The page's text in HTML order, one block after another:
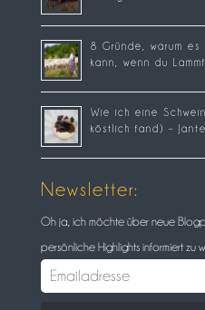
8 Gründe, warum es
kann, wenn du
Wie ich eine
köstlich fand) –
Newsletter:
Oh ja, ich möchte über neue
persönliche Highlights informiert zu